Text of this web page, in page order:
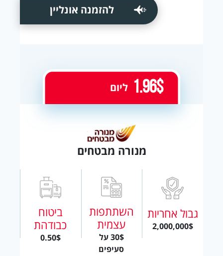
להזמנה אונליין
מנורה מבטחים
גבול אחריות
2,000,000$
השתתפות
עצמית
30$ על
סעיפים
ביטוח
כבודהת
0.50$
1.96$ ליום